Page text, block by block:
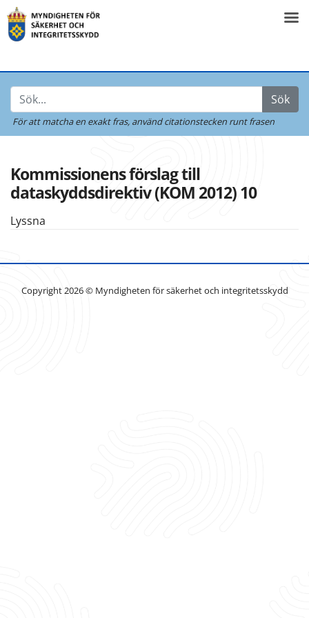
Sök
För att matcha en exakt fras, använd citationstecken runt frasen
Kommissionens förslag till
dataskyddsdirektiv (KOM 2012) 10
Lyssna
Copyright 2026 © Myndigheten för säkerhet och integritetsskydd